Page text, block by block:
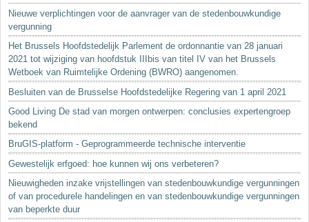
Nieuwe verplichtingen voor de aanvrager van de stedenbouwkundige
vergunning
Het Brussels Hoofdstedelijk Parlement de ordonnantie van 28 januari
2021 tot wijziging van hoofdstuk IIIbis van titel IV van het Brussels
Wetboek van Ruimtelijke Ordening (BWRO) aangenomen.
Besluiten van de Brusselse Hoofdstedelijke Regering van 1 april 2021
Good Living De stad van morgen ontwerpen: conclusies expertengroep
bekend
BruGIS-platform - Geprogrammeerde technische interventie
Gewestelijk erfgoed: hoe kunnen wij ons verbeteren?
Nieuwigheden inzake vrijstellingen van stedenbouwkundige vergunningen
of van procedurele handelingen en van stedenbouwkundige vergunningen
van beperkte duur